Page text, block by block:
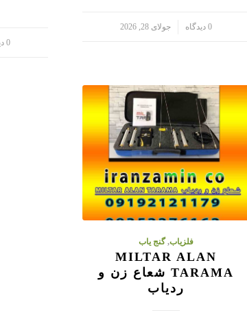
0 دیدگاه جولای 28, 2026
0 دیدگاه
فلزیاب,گنج یاب
MILTAR ALAN
TARAMA شعاع زن و
ردیاب